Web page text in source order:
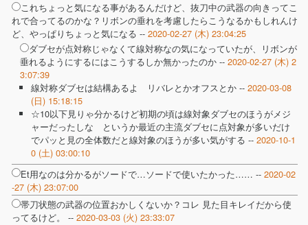
これちょっと気になる事があるんだけど、抜刀中の武器の向きってこ
れで合ってるのかな？リボンの垂れを考慮したらこうなるかもしれんけ
ど、やっぱりちょっと気になる -- 2020-02-27 (木) 23:04:25
ダブセが点対称じゃなくて線対称なの気になっていたが、リボンが
垂れるようにするにはこうするしか無かったのか -- 2020-02-27 (木) 2
3:07:39
線対称ダブセは結構あるよ リバレとかオフスとか -- 2020-03-08
(日) 15:18:15
☆10以下見りゃ分かるけど初期の頃は線対象ダブセのほうがメジ
ャーだったしな というか最近の主流ダブセに点対象が多いだけ
でパッと見の全体数だと線対象のほうが多い気がする -- 2020-10-1
0 (土) 03:00:10
Et用なのは分かるがソードで…ソードで使いたかった…… -- 2020-02
-27 (木) 23:07:00
帯刀状態の武器の位置おかしくないか？コレ 見た目キレイだから使
ってるけど。 -- 2020-03-03 (火) 23:33:07